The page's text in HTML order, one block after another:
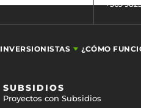
+569
INVERSIONISTAS ¿CÓMO
SUBSIDIOS
Proyectos con Subsidios